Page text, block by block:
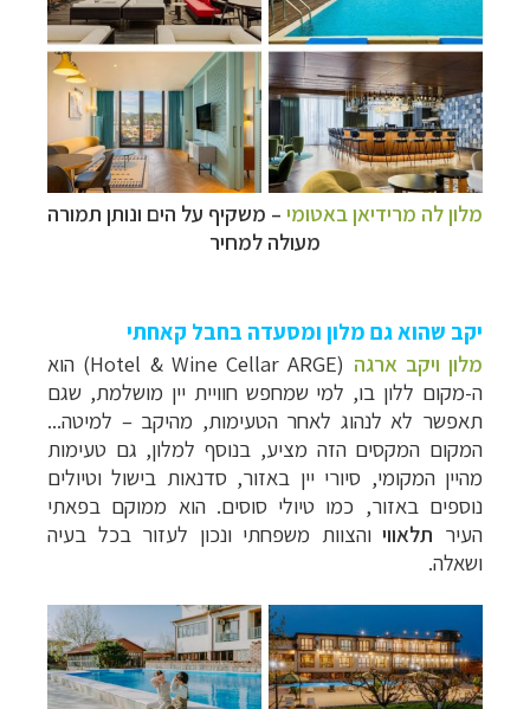
מלון לה מרידיאן באטומי – משקיף על הים ונותן תמורה
מעולה למחיר
יקב שהוא גם מלון ומסעדה בחבל קאחתי
מלון ויקב ארגה
(Hotel & Wine Cellar ARGE) הוא
ה-מקום ללון בו, למי שמחפש חוויית יין מושלמת, שגם
תאפשר לא לנהוג לאחר הטעימות, מהיקב – למיטה...
המקום המקסים הזה מציע, בנוסף למלון, גם טעימות
מהיין המקומי, סיורי יין באזור, סדנאות בישול וטיולים
נוספים באזור, כמו טיולי סוסים. הוא ממוקם בפאתי
העיר תלאוויוהצוות משפחתי ונכון לעזור בכל בעיה
ושאלה.
מסלולים מוכנים ב-11 יעדים –לחצו לבחירת המסלול
המתאים לכם »
מעטפת לוגיסטית מלאה: מלונות, רכב ופעילויות–
להסבר על השירות »